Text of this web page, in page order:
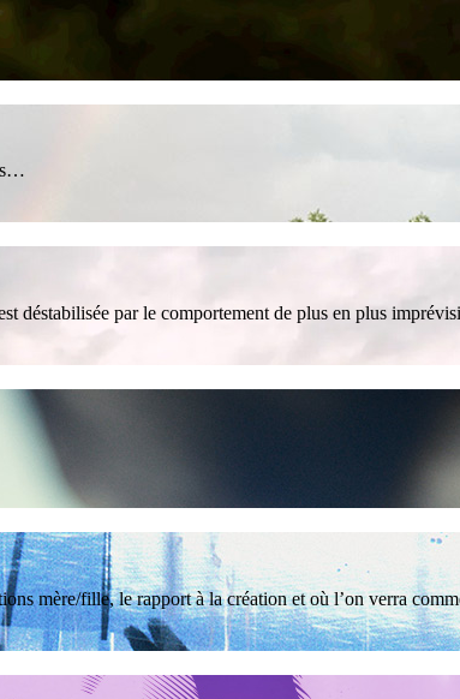
déstabilisée par le comportement de plus en plus
mère/fille, le rapport à la création et où l’on verra